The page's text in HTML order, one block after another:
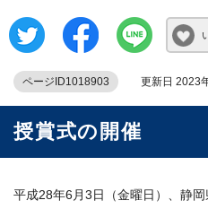
ページID1018903 更新日 2023
授賞式の開催
平成28年6月3日（金曜日）、静